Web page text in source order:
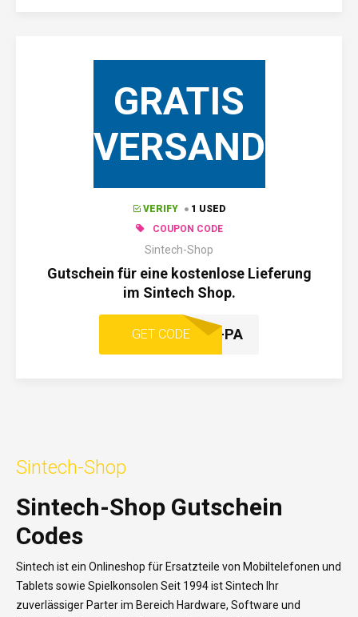
GRATIS
VERSAND
VERIFY
1 USED
COUPON CODE
Sintech-Shop
Gutschein für eine kostenlose Lieferung
im Sintech Shop.
GET CODE
SINTECH-PA
Sintech-Shop
Sintech-Shop Gutschein
Codes
Sintech ist ein Onlineshop für Ersatzteile von Mobiltelefonen und
Tablets sowie Spielkonsolen Seit 1994 ist Sintech Ihr
zuverlässiger Parter im Bereich Hardware, Software und